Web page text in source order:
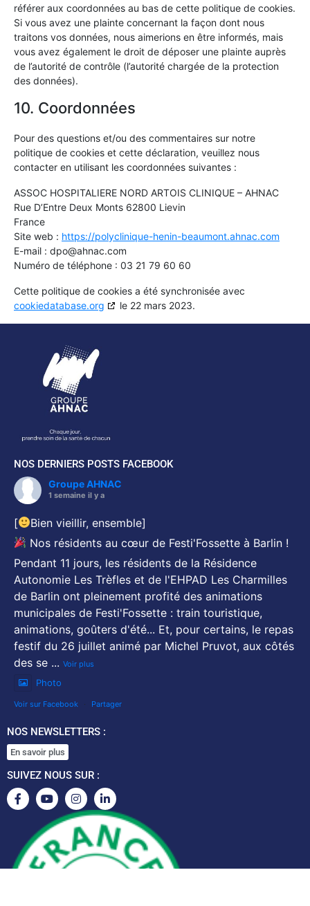
référer aux coordonnées au bas de cette politique de cookies.
Si vous avez une plainte concernant la façon dont nous
traitons vos données, nous aimerions en être informés, mais
vous avez également le droit de déposer une plainte auprès
de l’autorité de contrôle (l’autorité chargée de la protection
des données).
10. Coordonnées
Pour des questions et/ou des commentaires sur notre
politique de cookies et cette déclaration, veuillez nous
contacter en utilisant les coordonnées suivantes :
ASSOC HOSPITALIERE NORD ARTOIS CLINIQUE – AHNAC
Rue D’Entre Deux Monts 62800 Lievin
France
Site web : https://polyclinique-henin-beaumont.ahnac.com
E-mail : dpo@ahnac.com
Numéro de téléphone : 03 21 79 60 60
Cette politique de cookies a été synchronisée avec
cookiedatabase.org
le 22 mars 2023.
NOS DERNIERS POSTS FACEBOOK
Groupe AHNAC
1 semaine il y a
[
Bien vieillir, ensemble]
Nos résidents au cœur de Festi'Fossette à Barlin !
Pendant 11 jours, les résidents de la Résidence
Autonomie Les Trèfles et de l'EHPAD Les Charmilles
de Barlin ont pleinement profité des animations
municipales de Festi'Fossette : train touristique,
animations, goûters d'été... Et, pour certains, le repas
festif du 26 juillet animé par Michel Pruvot, aux côtés
des se ... Voir plus
Photo
Voir sur Facebook · Partager
NOS NEWSLETTERS :
En savoir plus
SUIVEZ NOUS SUR :